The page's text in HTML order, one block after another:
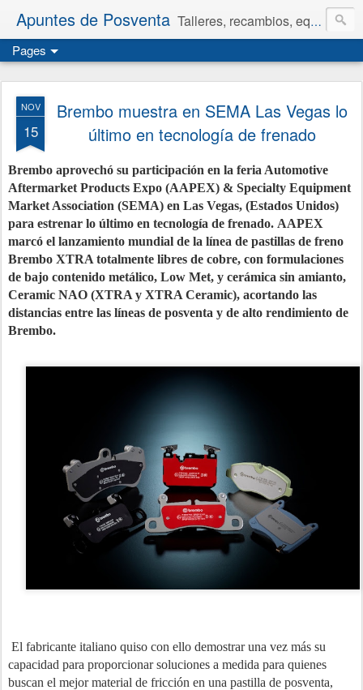
Apuntes de Posventa Talleres, recambios, equipamiento y neumáticos.
Pages
NOV
15
Brembo muestra en SEMA Las Vegas lo
último en tecnología de frenado
Brembo aprovechó su participación en la feria Automotive
Aftermarket Products Expo (AAPEX) & Specialty Equipment
Market Association (SEMA) en Las Vegas, (Estados Unidos)
para estrenar lo último en tecnología de frenado. AAPEX
marcó el lanzamiento mundial de la línea de pastillas de freno
Brembo XTRA totalmente libres de cobre, con formulaciones
de bajo contenido metálico, Low Met, y cerámica sin amianto,
Ceramic NAO (XTRA y XTRA Ceramic), acortando las
distancias entre las líneas de posventa y de alto rendimiento de
Brembo.
El fabricante italiano quiso con ello demostrar una vez más su
capacidad para proporcionar soluciones a medida para quienes
buscan el mejor material de fricción en una pastilla de posventa,